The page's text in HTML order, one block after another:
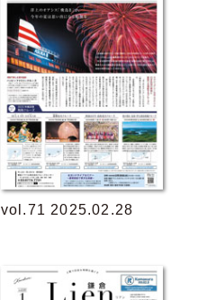
vol.71 2025.02.28